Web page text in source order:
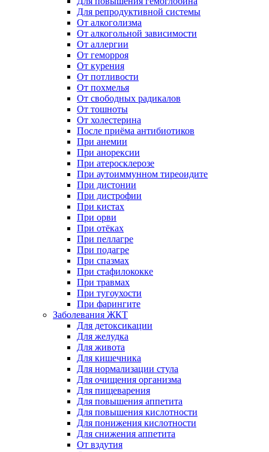
Для репродуктивной системы
От алкоголизма
От алкогольной зависимости
От аллергии
От геморроя
От курения
От потливости
От похмелья
От свободных радикалов
От тошноты
От холестерина
После приёма антибиотиков
При анемии
При анорексии
При атеросклерозе
При аутоиммунном тиреоидите
При дистонии
При дистрофии
При кистах
При орви
При отёках
При пеллагре
При подагре
При спазмах
При стафилококке
При травмах
При тугоухости
При фарингите
Заболевания ЖКТ
Для детоксикации
Для желудка
Для живота
Для кишечника
Для нормализации стула
Для очищения организма
Для пищеварения
Для повышения аппетита
Для повышения кислотности
Для понижения кислотности
Для снижения аппетита
От вздутия